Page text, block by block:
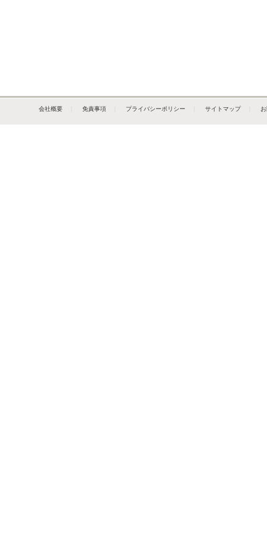
会社概要 免責事項 プライバシーポリシー サイトマップ｜